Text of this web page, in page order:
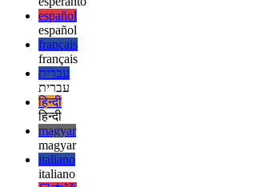
english
esperanto
esperanto
español
español
français
français
עברית
עברית
हिन्दी
हिन्दी
magyar
magyar